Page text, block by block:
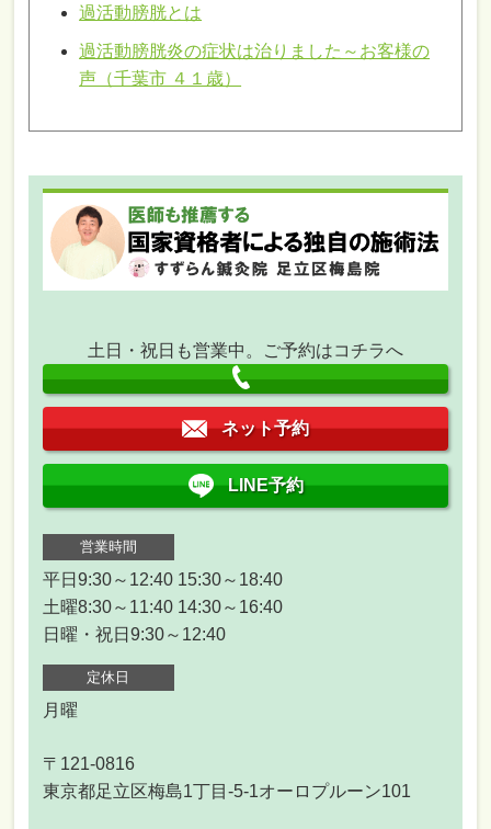
過活動膀胱とは
過活動膀胱炎の症状は治りました～お客様の
声（千葉市 ４１歳）
土日・祝日も営業中。ご予約はコチラへ
ネット予約
LINE予約
営業時間
平日9:30～12:40 15:30～18:40
土曜8:30～11:40 14:30～16:40
日曜・祝日9:30～12:40
定休日
月曜
〒121-0816
東京都足立区梅島1丁目-5-1オーロプルーン101